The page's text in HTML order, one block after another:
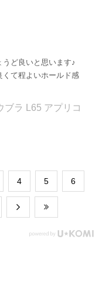
ど良いと思います♪
くて程よいホールド感
ブラ L65 アプリコ
​4 ​5 ​6